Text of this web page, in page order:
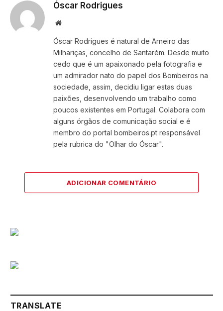
Óscar Rodrigues
Website
Óscar Rodrigues é natural de Arneiro das
Milhariças, concelho de Santarém. Desde muito
cedo que é um apaixonado pela fotografia e
um admirador nato do papel dos Bombeiros na
sociedade, assim, decidiu ligar estas duas
paixões, desenvolvendo um trabalho como
poucos existentes em Portugal. Colabora com
alguns órgãos de comunicação social e é
membro do portal bombeiros.pt responsável
pela rubrica do "Olhar do Óscar".
ADICIONAR COMENTÁRIO
TRANSLATE